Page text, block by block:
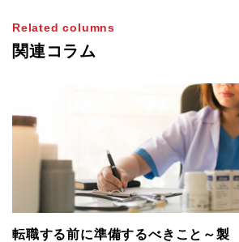
Related columns
関連コラム
転職する前に準備するべきこと～製